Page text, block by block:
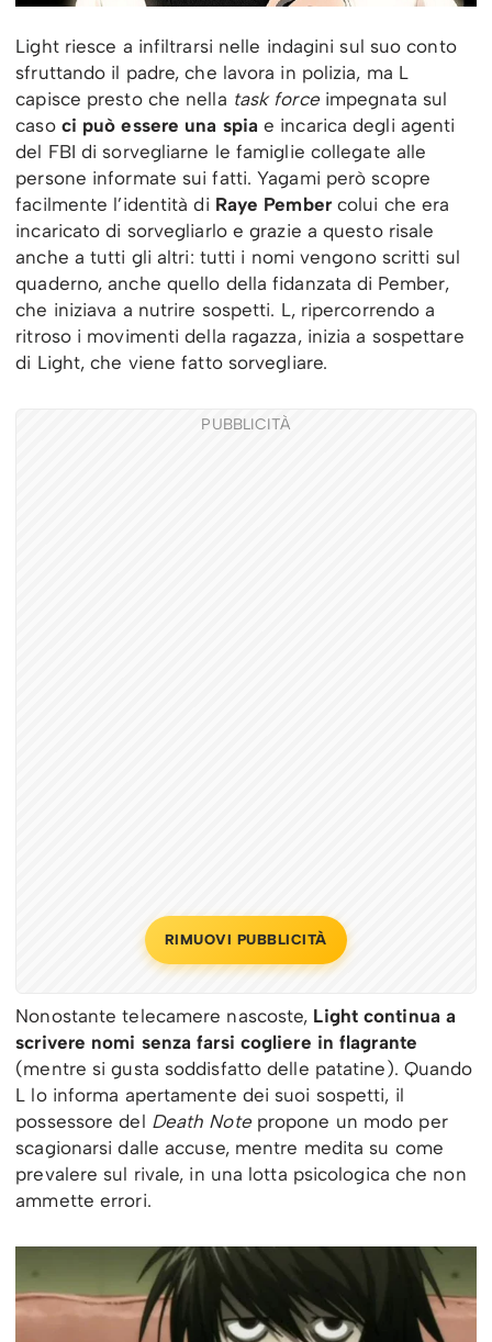
Light riesce a infiltrarsi nelle indagini sul suo conto
sfruttando il padre, che lavora in polizia, ma L
capisce presto che nella task force impegnata sul
caso ci può essere una spia e incarica degli agenti
del FBI di sorvegliarne le famiglie collegate alle
persone informate sui fatti. Yagami però scopre
facilmente l’identità di Raye Pembercolui che era
incaricato di sorvegliarlo e grazie a questo risale
anche a tutti gli altri: tutti i nomi vengono scritti sul
quaderno, anche quello della fidanzata di Pember,
che iniziava a nutrire sospetti. L, ripercorrendo a
ritroso i movimenti della ragazza, inizia a sospettare
di Light, che viene fatto sorvegliare.
PUBBLICITÀ
RIMUOVI PUBBLICITÀ
Nonostante telecamere nascoste, Light continua a
scrivere nomi senza farsi cogliere in flagrante
(mentre si gusta soddisfatto delle patatine). Quando
L lo informa apertamente dei suoi sospetti, il
possessore del Death Note propone un modo per
scagionarsi dalle accuse, mentre medita su come
prevalere sul rivale, in una lotta psicologica che non
ammette errori.